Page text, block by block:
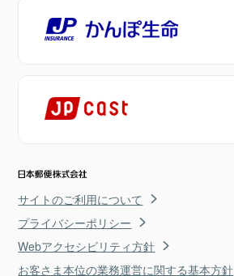
サイトのご利用について
プライバシーポリシー
Webアクセシビリティ方針
お客さま本位の業務運営に関する基本方針